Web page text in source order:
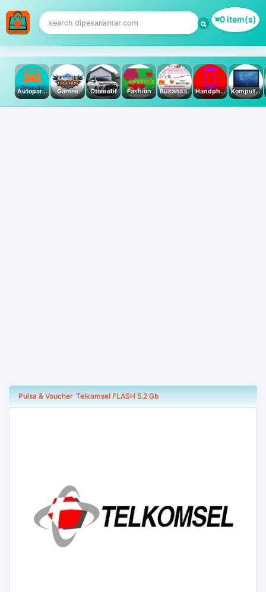
0 item(s)
Autoparts Games Otomotif Fashion Busana Muslim Handphone & Tablet Komputer PC & Laptop
Pulsa & Voucher Telkomsel FLASH 5.2 Gb